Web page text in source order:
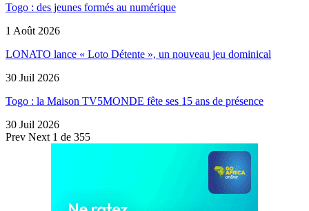
Togo : des jeunes formés au numérique
1 Août 2026
LONATO lance « Loto Détente », un nouveau jeu dominical
30 Juil 2026
Togo : la Maison TV5MONDE fête ses 15 ans de présence
30 Juil 2026
Prev Next 1 de 355